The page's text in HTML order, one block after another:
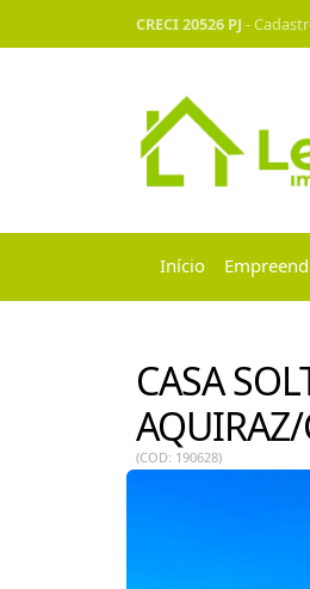
CRECI 20526 PJ -
Início
CASA
AQUIRAZ/
(COD: 190628)